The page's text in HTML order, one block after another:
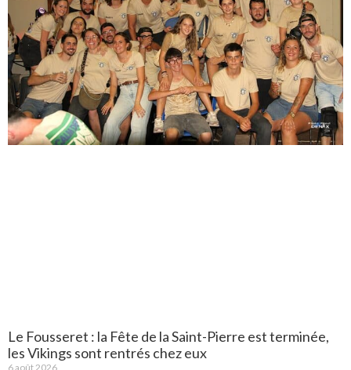
Le Fousseret : la Fête de la Saint-Pierre est terminée,
les Vikings sont rentrés chez eux
6 août 2026